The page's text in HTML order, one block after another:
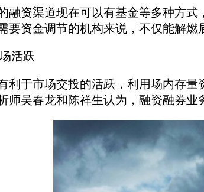
资渠道现在可以有基金等多种方式
要资金调节的机构来说，不仅能解燃
活跃
于市场交投的活跃，利用场内存量
师吴春龙和陈祥生认为，融资融券业